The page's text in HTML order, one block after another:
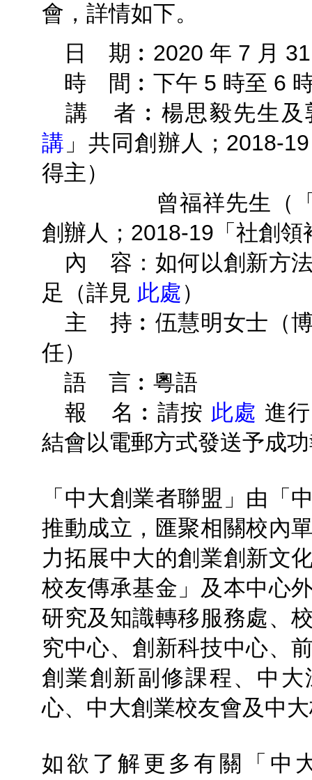
會，詳情如下。
日 期︰2020 年 7 月 31
時 間︰下午 5 時至 6
講 者︰楊思毅先生及
講 」共同創辦人；2018-
得主）
曾福祥先生（
創辦人；2018-19「社創領
內 容：如何以創新方法
足（詳見 此處）
主 持︰伍慧明女士（博
任）
語 言︰粵語
報 名︰請按 此處 進
結會以電郵方式發送予成
「中大創業者聯盟」由「
推動成立，匯聚相關校內
力拓展中大的創業創新文
校友傳承基金」及本中心
研究及知識轉移服務處、
究中心、創新科技中心、
創業創新副修課程、中
心、中大創業校友會及中
如欲了解更多有關「中